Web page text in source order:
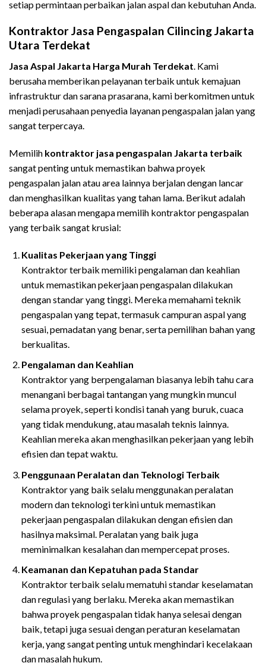
setiap permintaan perbaikan jalan aspal dan kebutuhan Anda.
Kontraktor Jasa Pengaspalan CilincingJakarta
Utara Terdekat
Jasa Aspal Jakarta Harga Murah Terdekat. Kami
berusaha memberikan pelayanan terbaik untuk kemajuan
infrastruktur dan sarana prasarana, kami berkomitmen untuk
menjadi perusahaan penyedia layanan pengaspalan jalan yang
sangat terpercaya.
Memilih kontraktor jasa pengaspalan Jakarta terbaik
sangat penting untuk memastikan bahwa proyek
pengaspalan jalan atau area lainnya berjalan dengan lancar
dan menghasilkan kualitas yang tahan lama. Berikut adalah
beberapa alasan mengapa memilih kontraktor pengaspalan
yang terbaik sangat krusial:
Kualitas Pekerjaan yang Tinggi
Kontraktor terbaik memiliki pengalaman dan keahlian
untuk memastikan pekerjaan pengaspalan dilakukan
dengan standar yang tinggi. Mereka memahami teknik
pengaspalan yang tepat, termasuk campuran aspal yang
sesuai, pemadatan yang benar, serta pemilihan bahan yang
berkualitas.
Pengalaman dan Keahlian
Kontraktor yang berpengalaman biasanya lebih tahu cara
menangani berbagai tantangan yang mungkin muncul
selama proyek, seperti kondisi tanah yang buruk, cuaca
yang tidak mendukung, atau masalah teknis lainnya.
Keahlian mereka akan menghasilkan pekerjaan yang lebih
efisien dan tepat waktu.
Penggunaan Peralatan dan Teknologi Terbaik
Kontraktor yang baik selalu menggunakan peralatan
modern dan teknologi terkini untuk memastikan
pekerjaan pengaspalan dilakukan dengan efisien dan
hasilnya maksimal. Peralatan yang baik juga
meminimalkan kesalahan dan mempercepat proses.
Keamanan dan Kepatuhan pada Standar
Kontraktor terbaik selalu mematuhi standar keselamatan
dan regulasi yang berlaku. Mereka akan memastikan
bahwa proyek pengaspalan tidak hanya selesai dengan
baik, tetapi juga sesuai dengan peraturan keselamatan
kerja, yang sangat penting untuk menghindari kecelakaan
dan masalah hukum.